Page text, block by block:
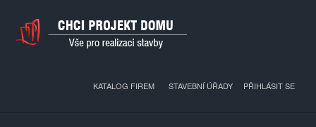
PŘIHLÁSIT SE
KATALOG FIREM STAVEBNÍ ÚŘADY